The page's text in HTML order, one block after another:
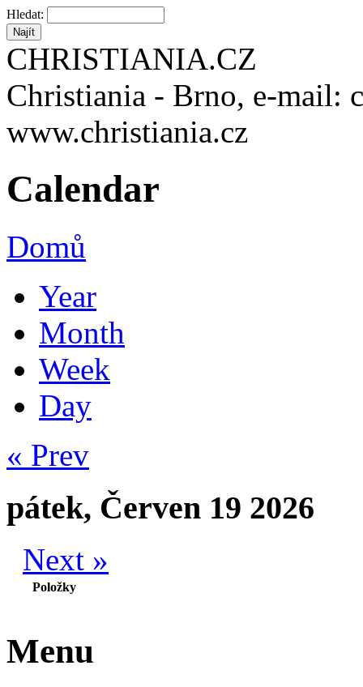
Hledat:
CHRISTIANIA.CZ
Christiania - Brno, e-mail:
www.christiania.cz
Calendar
Domů
Year
Month
Week
Day
« Prev
pátek, Červen 19 2026
Next »
Položky
Menu